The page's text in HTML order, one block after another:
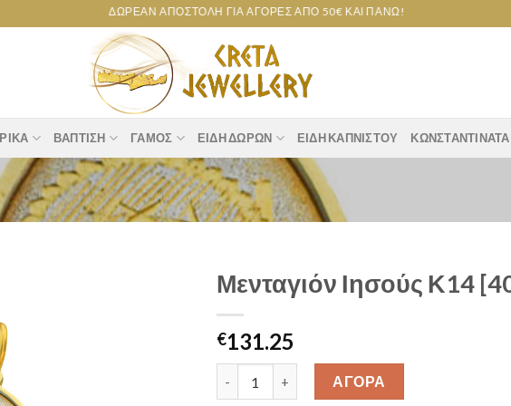
ΔΩΡΕΆΝ ΑΠΟΣΤΟΛΉ ΓΙΑ ΑΓΟΡΈΣ ΑΠΌ 50€ ΚΑΙ ΠΆΝΩ!
ΒΆΠΤΙΣΗ ΓΆΜΟΣ ΕΊΔΗ ΔΏΡΩΝ ΕΊΔΗ ΚΑΠΝΙΣΤΟΎ ΚΩΝΣΤΑΝΤΙΝΆΤΑ
Μενταγιόν Ιησούς Κ14
€131.25
Μενταγιόν Ιησούς Κ14 [40m0350] quantity
ΑΓΟΡΑ